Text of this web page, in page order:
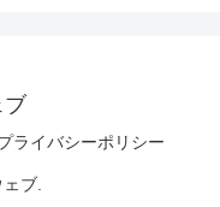
ライバシーポリシー
ブ.